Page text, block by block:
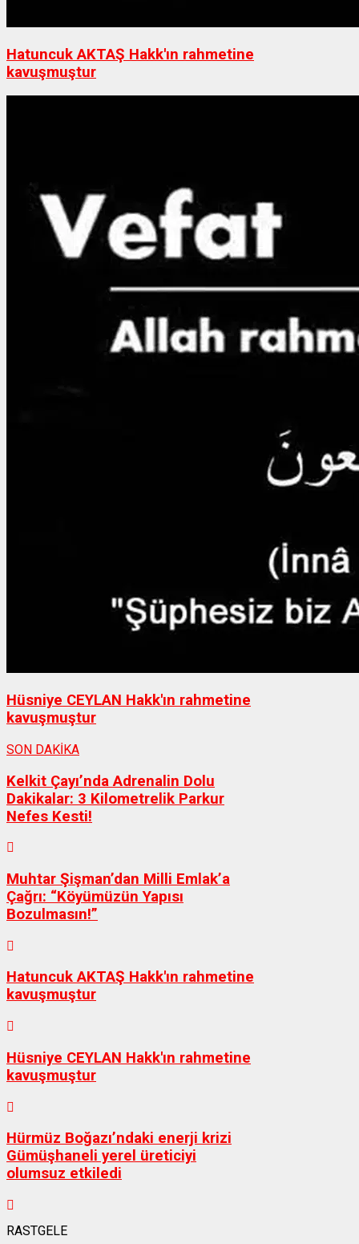
Hatuncuk AKTAŞ Hakk'ın rahmetine
kavuşmuştur
Hüsniye CEYLAN Hakk'ın rahmetine
kavuşmuştur
SON DAKİKA
Kelkit Çayı’nda Adrenalin Dolu
Dakikalar: 3 Kilometrelik Parkur
Nefes Kesti!
Muhtar Şişman’dan Milli Emlak’a
Çağrı: “Köyümüzün Yapısı
Bozulmasın!”
Hatuncuk AKTAŞ Hakk'ın rahmetine
kavuşmuştur
Hüsniye CEYLAN Hakk'ın rahmetine
kavuşmuştur
Hürmüz Boğazı’ndaki enerji krizi
Gümüşhaneli yerel üreticiyi
olumsuz etkiledi
RASTGELE